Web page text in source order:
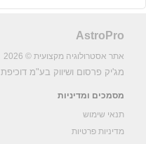
AstroPro
אתר אסטרולוגיה מקצועית © 2026
מג'יק פרסום ושיווק בע"מ דוכיפת 14, קריית אתא
מסמכים ומדיניות
תנאי שימוש
מדיניות פרטיות